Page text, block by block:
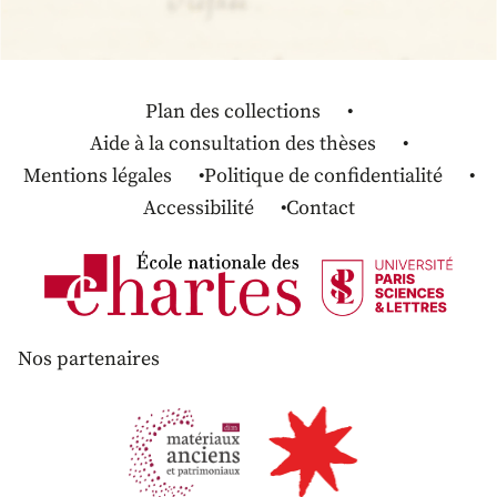
Plan des collections
Aide à la consultation des thèses
Mentions légales
Politique de confidentialité
Accessibilité
Contact
Nos partenaires